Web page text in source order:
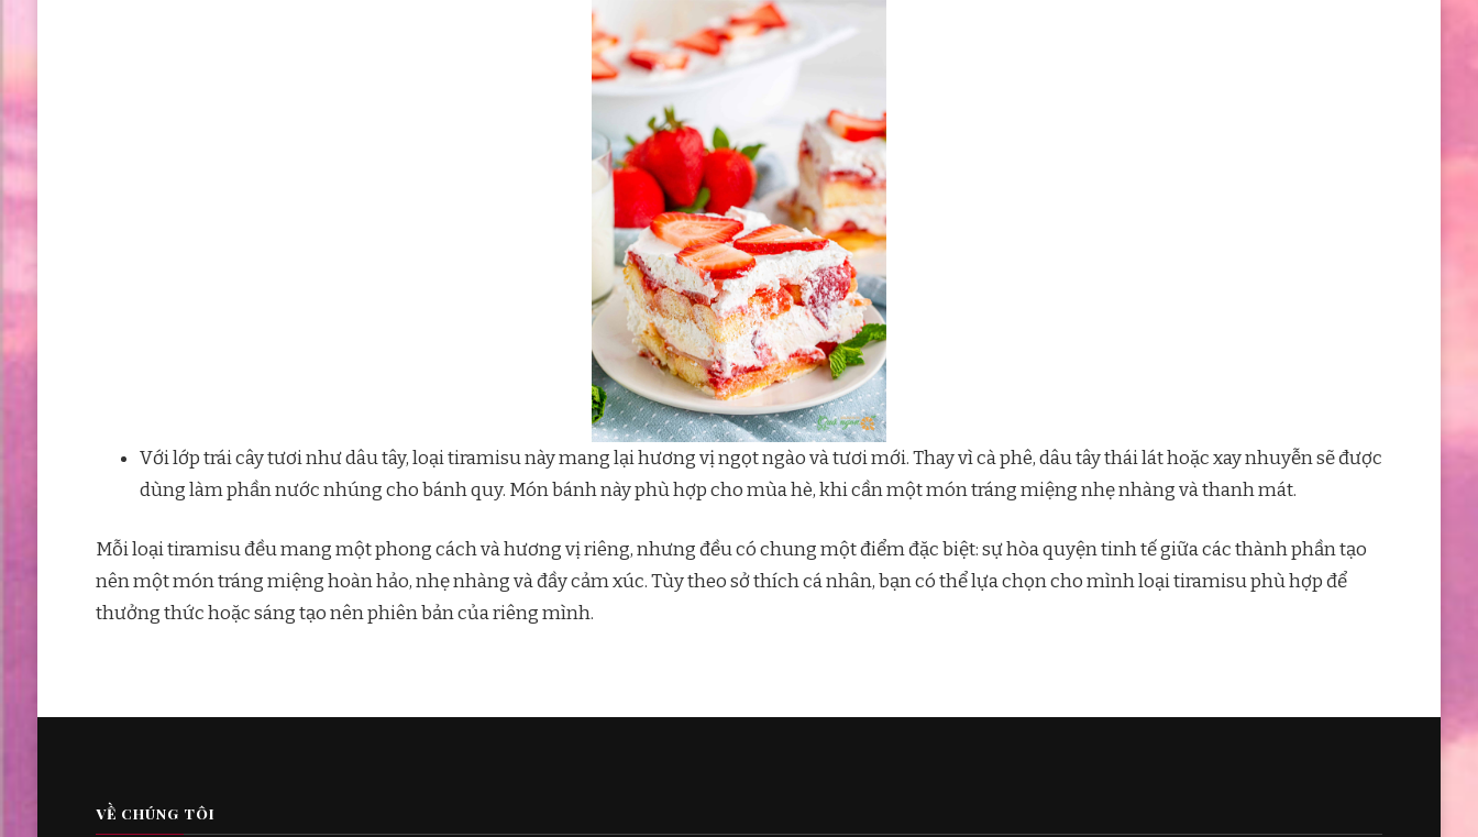
Với lớp trái cây tươi như dâu tây, loại tiramisu này mang lại hương vị ngọt ngào và tươi mới. Thay vì cà phê, dâu tây thái lát hoặc xay nhuyễn sẽ được
dùng làm phần nước nhúng cho bánh quy. Món bánh này phù hợp cho mùa hè, khi cần một món tráng miệng nhẹ nhàng và thanh mát.
Mỗi loại tiramisu đều mang một phong cách và hương vị riêng, nhưng đều có chung một điểm đặc biệt: sự hòa quyện tinh tế giữa các thành phần tạo
nên một món tráng miệng hoàn hảo, nhẹ nhàng và đầy cảm xúc. Tùy theo sở thích cá nhân, bạn có thể lựa chọn cho mình loại tiramisu phù hợp để
thưởng thức hoặc sáng tạo nên phiên bản của riêng mình.
VỀ CHÚNG TÔI